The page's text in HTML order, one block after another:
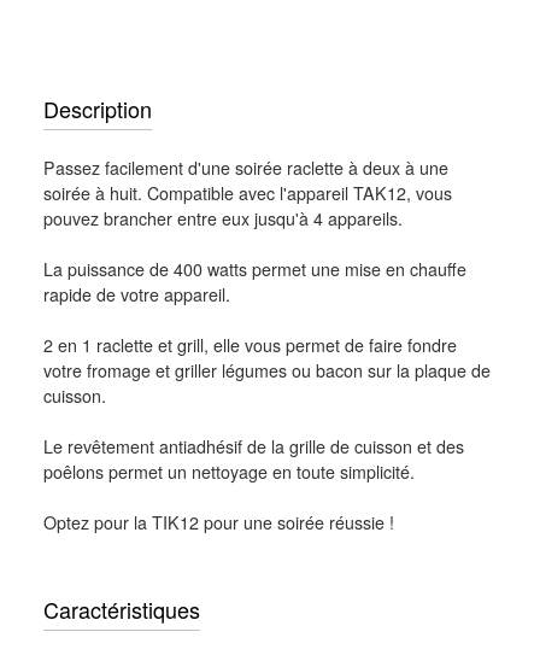
Description
Passez facilement d'une soirée raclette à deux à une
soirée à huit. Compatible avec l'appareil TAK12, vous
pouvez brancher entre eux jusqu'à 4 appareils.
La puissance de 400 watts permet une mise en chauffe
rapide de votre appareil.
2 en 1 raclette et grill, elle vous permet de faire fondre
votre fromage et griller légumes ou bacon sur la plaque de
cuisson.
Le revêtement antiadhésif de la grille de cuisson et des
poêlons permet un nettoyage en toute simplicité.
Optez pour la TIK12 pour une soirée réussie !
Caractéristiques